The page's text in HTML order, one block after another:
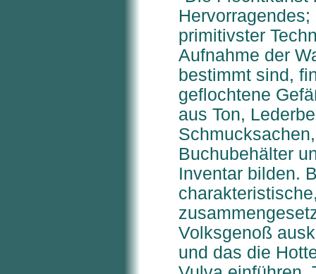
primitivster
Aufnahme der
bestimmt sind,
geflochtene
aus Ton,
Buchubehälter
Inventar bilden.
Volksgenoß
und das die